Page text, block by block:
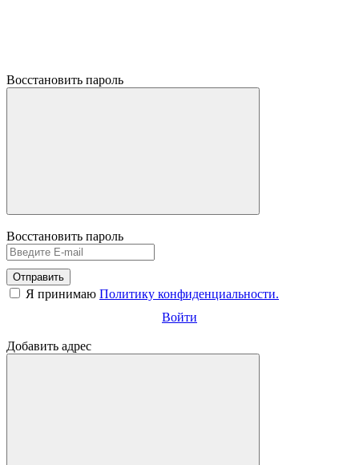
Восстановить пароль
Восстановить пароль
Отправить
Я принимаю Политику конфиденциальности.
Войти
Добавить адрес